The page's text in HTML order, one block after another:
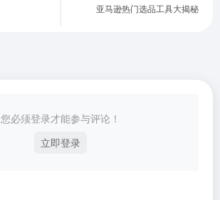
亚马逊热门选品工具大揭秘
您必须登录才能参与评论！
立即登录